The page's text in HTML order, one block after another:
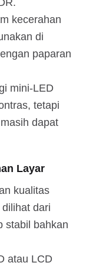
kecerahan
di
paparan
mini-LED
tetapi
dapat
Layar
kualitas
dari
stabil bahkan
atau LCD